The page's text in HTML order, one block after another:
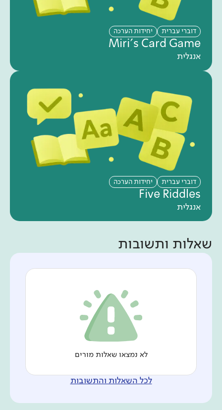
דוברי עברית יחידות הערכה
Miri's Card Game
אנגלית
דוברי עברית יחידות הערכה
Five Riddles
אנגלית
שאלות ותשובות
לא נמצאו שאלות מורים
לכל השאלות והתשובות